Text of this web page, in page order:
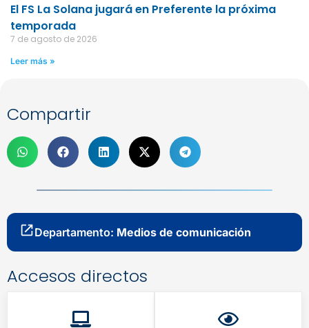
El FS La Solana jugará en Preferente la próxima
temporada
7 de agosto de 2026
Leer más »
Compartir
Departamento: Medios de comunicación
Accesos directos